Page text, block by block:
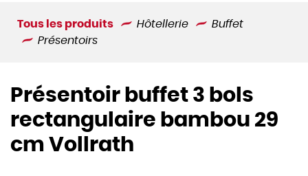
Tous les produits Hôtellerie
Buffet
Présentoirs
Présentoir buffet 3 bols
rectangulaire bambou 29
cm Vollrath